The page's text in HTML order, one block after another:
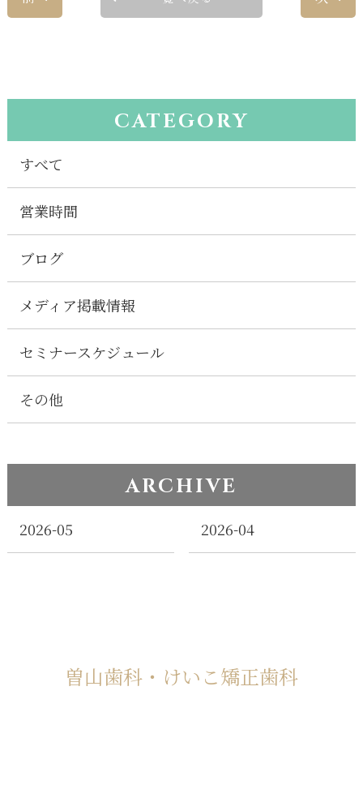
CATEGORY
すべて
営業時間
ブログ
メディア掲載情報
セミナースケジュール
その他
ARCHIVE
2026-05 2026-04
曽山歯科・けいこ矯正歯科